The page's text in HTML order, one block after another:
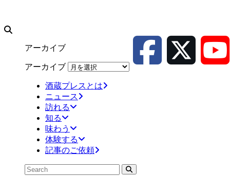
アーカイブ
アーカイブ
酒蔵プレスとは
ニュース
訪れる
知る
味わう
体験する
記事のご依頼